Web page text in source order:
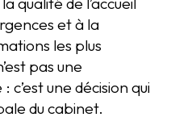
et à la
les plus
pas une
une décision qui
du cabinet.